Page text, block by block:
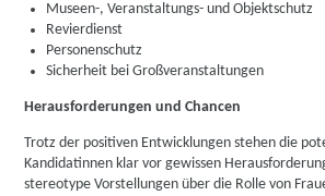
Museen-, Veranstaltungs- und Objektschutz
Revierdienst
Personenschutz
Sicherheit bei Großveranstaltungen
Herausforderungen und Chancen
Trotz der positiven Entwicklungen stehen die
Kandidatinnen klar vor gewissen
stereotype Vorstellungen über die Rolle von